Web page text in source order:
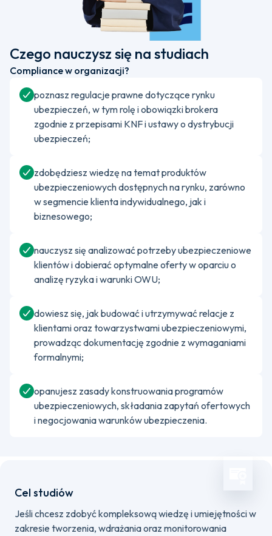
Czego nauczysz się na studiach
Compliance w organizacji?
poznasz regulacje prawne dotyczące rynku
ubezpieczeń, w tym rolę i obowiązki brokera
zgodnie z przepisami KNF i ustawy o dystrybucji
ubezpieczeń;
zdobędziesz wiedzę na temat produktów
ubezpieczeniowych dostępnych na rynku, zarówno
w segmencie klienta indywidualnego, jak i
biznesowego;
nauczysz się analizować potrzeby ubezpieczeniowe
klientów i dobierać optymalne oferty w oparciu o
analizę ryzyka i warunki OWU;
dowiesz się, jak budować i utrzymywać relacje z
klientami oraz towarzystwami ubezpieczeniowymi,
prowadząc dokumentację zgodnie z wymaganiami
formalnymi;
opanujesz zasady konstruowania programów
ubezpieczeniowych, składania zapytań ofertowych
i negocjowania warunków ubezpieczenia.
Cel studiów
Jeśli chcesz zdobyć kompleksową wiedzę i umiejętności w
zakresie tworzenia, wdrażania oraz monitorowania